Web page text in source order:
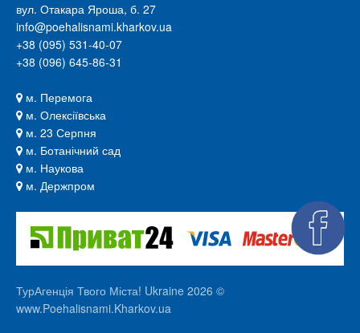
вул. Отакара Яроша, б. 27
info@poehalisnami.kharkov.ua
+38 (095) 531-40-07
+38 (096) 645-86-31
м. Перемога
м. Олексіївська
м. 23 Серпня
м. Ботанічний сад
м. Наукова
м. Держпром
ТурАгенція Твого Міста! Ukraine 2026 ©
www.Poehalisnami.Kharkov.ua